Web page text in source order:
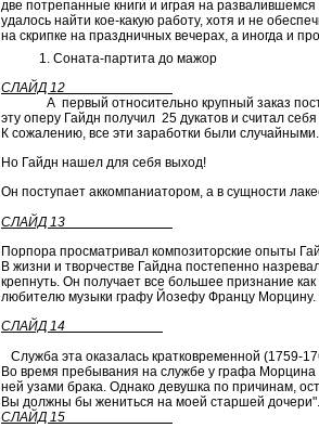
две потрепанные книги и играя на
удалось найти кое-какую работу, хотя и не
на скрипке на праздничных вечерах, а иногда и
Соната-партита до мажор
СЛАЙД 12
А первый относительно крупный заказ
эту оперу Гайдн получил 25 дукатов и считал
К сожалению, все эти заработки были случайными.
Но Гайдн нашел для себя выход!
Он поступает аккомпаниатором, а в сущности
СЛАЙД 13
Порпора просматривал композиторские опыты
В жизни и творчестве Гайдна постепенно
крепнуть. Он получает все большее признание
любителю музыки графу Йозефу Францу Морцину.
СЛАЙД 14
Служба эта оказалась кратковременной (1759-
Во время пребывания на службе у графа Морцина
ней узами брака. Однако девушка по причинам,
Вы должны бы жениться на моей старшей дочери".
СЛАЙД 15